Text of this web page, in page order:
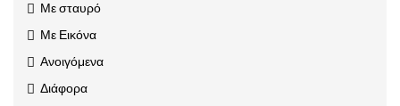
Με σταυρό
Με Εικόνα
Ανοιγόμενα
Διάφορα